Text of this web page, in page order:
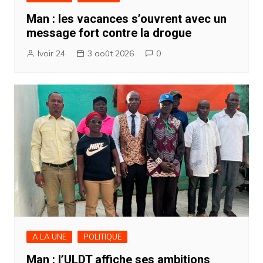
Man : les vacances s’ouvrent avec un
message fort contre la drogue
Ivoir 24 3 août 2026 0
A LA UNE POLITIQUE
Man : l’ULDT affiche ses ambitions